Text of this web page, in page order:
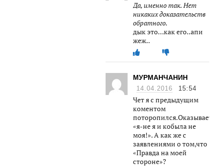
Да, именно так. Нет
никаких доказательств
обратного.
дык это…как его..апи
жеж..
МУРМАНЧАНИН
14.04.2016 15:54
Чет я с предыдущим
коментом
«я-не я и кобыла не
моя!». А как же с
заявлениями о том,что
«Правда на моей
стороне»?